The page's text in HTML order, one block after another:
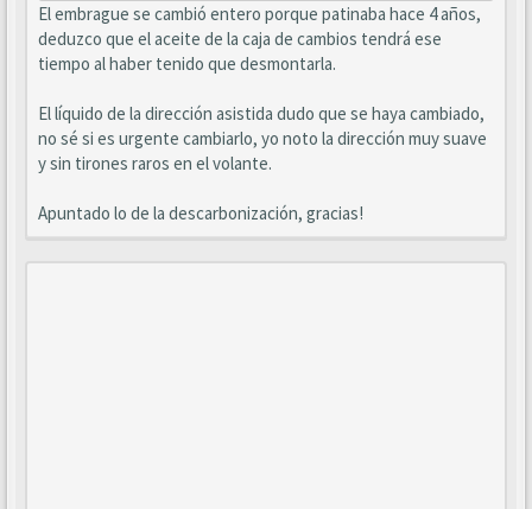
El embrague se cambió entero porque patinaba hace 4 años,
deduzco que el aceite de la caja de cambios tendrá ese
tiempo al haber tenido que desmontarla.
El líquido de la dirección asistida dudo que se haya cambiado,
no sé si es urgente cambiarlo, yo noto la dirección muy suave
y sin tirones raros en el volante.
Apuntado lo de la descarbonización, gracias!